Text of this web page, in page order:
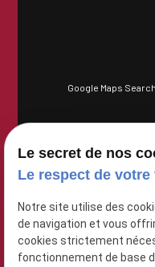
Google Maps
Le secret de nos
Le respect de votre
Notre site utilise des
de navigation et vous
cookies strictement
fonctionnement de base